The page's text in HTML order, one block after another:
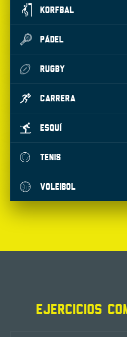
KORFBAL
PÁDEL
RUGBY
CARRERA
ESQUÍ
TENIS
VOLEIBOL
EJERCICIOS